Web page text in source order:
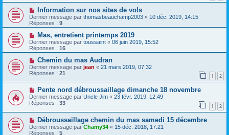
Information sur nos sites de vols
Dernier message par thomasbeauchamp2003 « 10 déc. 2019, 14:15
Réponses : 9
Mas, entretient printemps 2019
Dernier message par toussaint « 06 juin 2019, 15:52
Réponses : 16
Chemin du mas Audran
Dernier message par jean « 21 mars 2019, 07:32
Réponses : 21 1 2
Pente nord débroussaillage dimanche 18 novembre
Dernier message par Uncle Jim « 23 févr. 2019, 12:49
Réponses : 33 1 2
Débroussaillage chemin du mas samedi 15 décembre
Dernier message par Chamy34 « 15 déc. 2018, 17:21
Réponses : 5